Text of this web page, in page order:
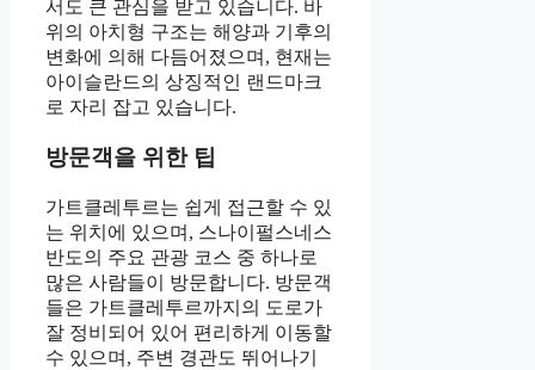
서도 큰 관심을 받고 있습니다. 바
위의 아치형 구조는 해양과 기후의
변화에 의해 다듬어졌으며, 현재는
아이슬란드의 상징적인 랜드마크
로 자리 잡고 있습니다.
방문객을 위한 팁
가트클레투르는 쉽게 접근할 수 있
는 위치에 있으며, 스나이펄스네스
반도의 주요 관광 코스 중 하나로
많은 사람들이 방문합니다. 방문객
들은 가트클레투르까지의 도로가
잘 정비되어 있어 편리하게 이동할
수 있으며, 주변 경관도 뛰어나기